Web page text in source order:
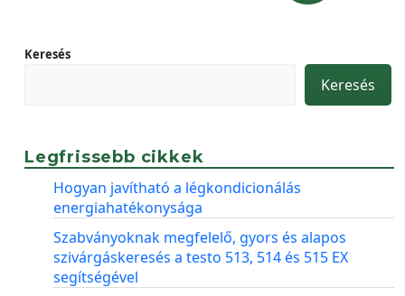
Keresés
Keresés
Legfrissebb cikkek
Hogyan javítható a légkondicionálás
energiahatékonysága
Szabványoknak megfelelő, gyors és alapos
szivárgáskeresés a testo 513, 514 és 515 EX
segítségével